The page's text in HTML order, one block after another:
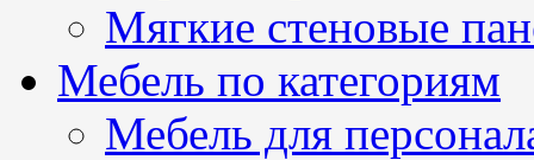
Мягкие стеновые
Мебель по категориям
Мебель для